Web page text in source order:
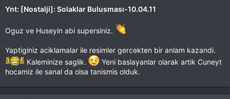
Ynt: [Nostalji]: Solaklar Bulusması-10.04.11
Oguz ve Huseyin abi supersiniz.
Yaptiginiz aciklamalar ile resimler gercekten bir anlam kazandi.
Kaleminize saglik.
Yeni baslayanlar olarak artik Cuneyt
hocamiz ile sanal da olsa tanismis olduk.